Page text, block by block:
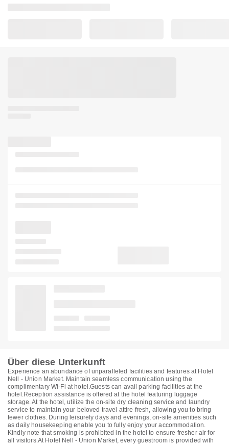
Über diese Unterkunft
Experience an abundance of unparalleled facilities and features at Hotel
Nell - Union Market. Maintain seamless communication using the
complimentary Wi-Fi at hotel.Guests can avail parking facilities at the
hotel.Reception assistance is offered at the hotel featuring luggage
storage. At the hotel, utilize the on-site dry cleaning service and laundry
service to maintain your beloved travel attire fresh, allowing you to bring
fewer clothes. During leisurely days and evenings, on-site amenities such
as daily housekeeping enable you to fully enjoy your accommodation.
Kindly note that smoking is prohibited in the hotel to ensure fresher air for
all visitors.At Hotel Nell - Union Market, every guestroom is provided with